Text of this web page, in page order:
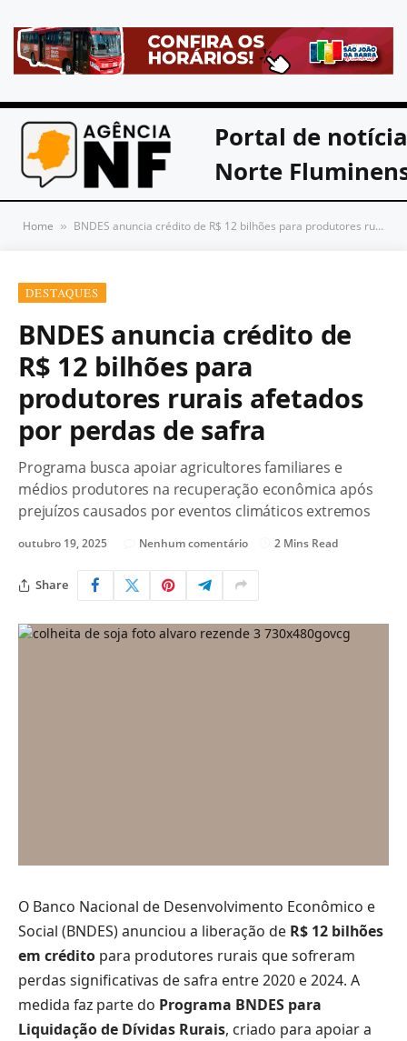
Portal de
Norte
Home » BNDES anuncia crédito de R$ 12 bilhões para produtores rurais afetados por perdas de safra
DESTAQUES
BNDES anuncia crédito de
R$ 12 bilhões para
produtores rurais afetados
por perdas de safra
Programa busca apoiar agricultores familiares e
médios produtores na recuperação econômica após
prejuízos causados por eventos climáticos extremos
outubro 19, 2025 Nenhum comentário 2 Mins Read
Share
O Banco Nacional de Desenvolvimento Econômico e
Social (BNDES) anunciou a liberação de R$ 12 bilhões
em crédito para produtores rurais que sofreram
perdas significativas de safra entre 2020 e 2024. A
medida faz parte do Programa BNDES para
Liquidação de Dívidas Rurais, criado para apoiar a